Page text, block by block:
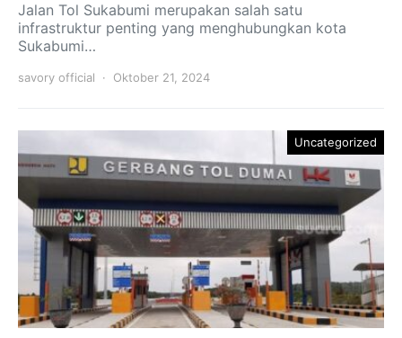
Jalan Tol Sukabumi merupakan salah satu
infrastruktur penting yang menghubungkan kota
Sukabumi…
savory official Oktober 21, 2024
Uncategorized